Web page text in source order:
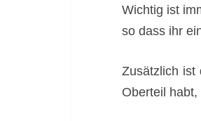
Wichtig ist
so dass ihr
Zusätzlich ist
Oberteil